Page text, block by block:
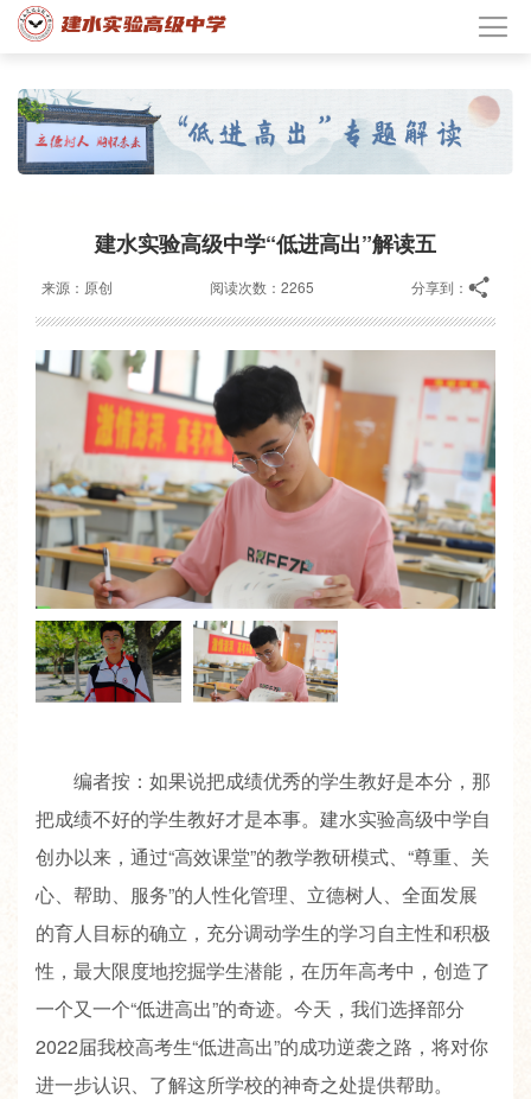
建水实验高级中学“低进高出”解读五
来源：原创 阅读次数：2265 分享到：
编者按：如果说把成绩优秀的学生教好是本分，那
把成绩不好的学生教好才是本事。建水实验高级中学自
创办以来，通过“高效课堂”的教学教研模式、“尊重、关
心、帮助、服务”的人性化管理、立德树人、全面发展
的育人目标的确立，充分调动学生的学习自主性和积极
性，最大限度地挖掘学生潜能，在历年高考中，创造了
一个又一个“低进高出”的奇迹。今天，我们选择部分
2022届我校高考生“低进高出”的成功逆袭之路，将对你
进一步认识、了解这所学校的神奇之处提供帮助。